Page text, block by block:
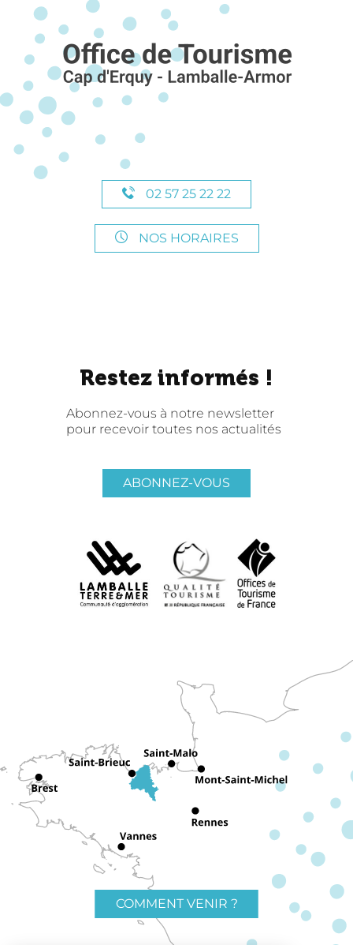
02 57 25 22 22
NOS HORAIRES
Restez informés !
Abonnez-vous à notre newsletter
pour recevoir toutes nos actualités
ABONNEZ-VOUS
COMMENT VENIR ?